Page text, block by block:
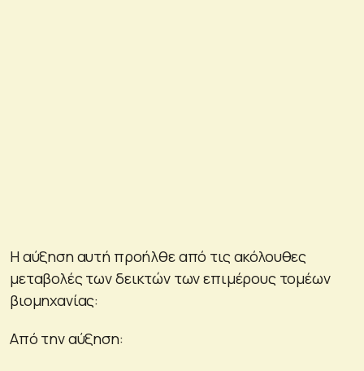
Η αύξηση αυτή προήλθε από τις ακόλουθες
μεταβολές των δεικτών των επιμέρους τομέων
βιομηχανίας:
Από την αύξηση: